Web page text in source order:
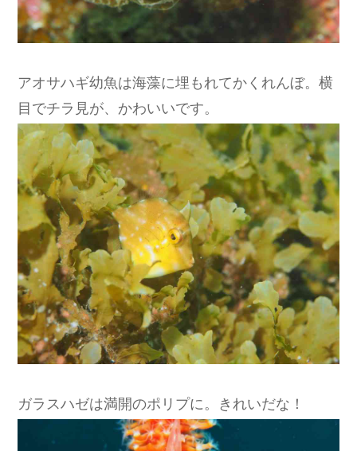
アオサハギ幼魚は海藻に埋もれてかくれんぼ。横
目でチラ見が、かわいいです。
ガラスハゼは満開のポリプに。きれいだな！